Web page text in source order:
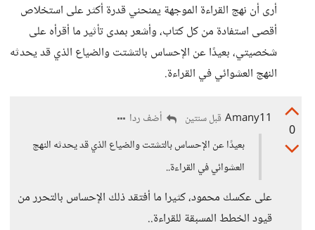
أرى أن نهج القراءة الموجهة يمنحني قدرة أكثر على استخلاص
أقصى استفادة من كل كتاب، وأشعر بمدى تأثير ما أقرأه على
شخصيتي، بعيدًا عن الإحساس بالتشتت والضياع الذي قد يحدثه
النهج العشوائي في القراءة.
0
Amany11 قبل سنتين
أضف ردا
بعيدًا عن الإحساس بالتشتت والضياع الذي قد يحدثه النهج
العشوائي في القراءة..
على عكسك محمود، كثيرا ما أفتقد ذلك الإحساس بالتحرر من
قيود الخطط المسبقة للقراءة..